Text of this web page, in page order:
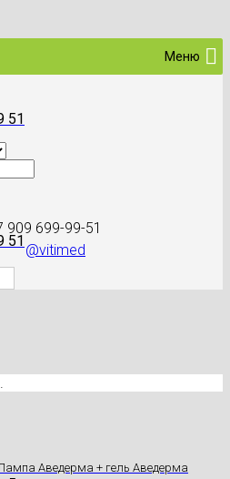
909 699-99-51
@vitimed
Меню
51
51
Аведерма + гель Аведерма